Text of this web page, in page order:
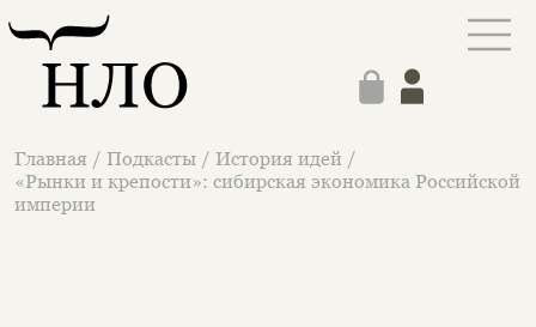
Главная / Подкасты / История идей /
«Рынки и крепости»: сибирская экономика Российской
империи